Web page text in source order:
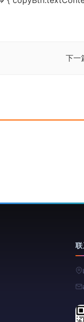
下一